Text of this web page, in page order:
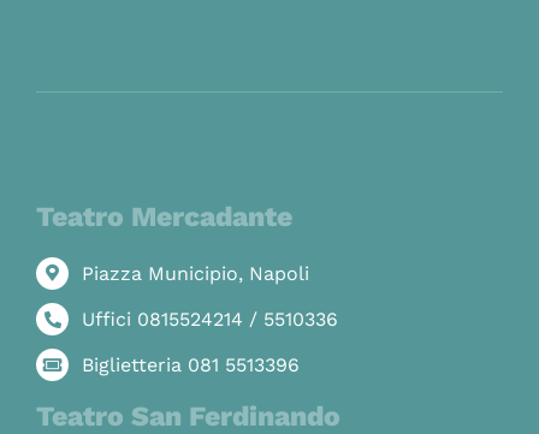
Teatro Mercadante
Piazza Municipio, Napoli
Uffici 0815524214 / 5510336
Biglietteria 081 5513396
Teatro San Ferdinando